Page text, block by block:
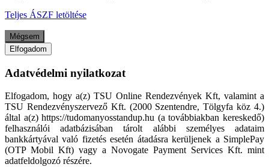
Teljes ÁSZF letöltése
Mégsem
Elfogadom
Adatvédelmi nyilatkozat
Elfogadom, hogy a(z) TSU Online Rendezvények Kft, valamint a
TSU Rendezvényszervező Kft. (2000 Szentendre, Tölgyfa köz 4.)
által a(z) https://tudomanyosstandup.hu (a továbbiakban kereskedő)
felhasználói adatbázisában tárolt alábbi személyes adataim
bankkártyával való fizetés esetén átadásra kerüljenek a SimplePay
(OTP Mobil Kft) vagy a Novogate Payment Services Kft. mint
adatfeldolgozó részére.